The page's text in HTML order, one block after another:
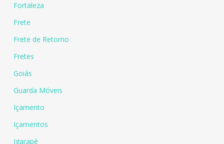
Fortaleza
Frete
Frete de Retorno
Fretes
Goiás
Guarda Móveis
Içamento
Içamentos
Igarapé